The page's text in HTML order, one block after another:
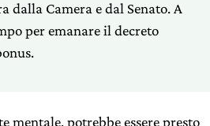
dalla Camera e dal Senato. A
per emanare il decreto
mentale, potrebbe essere presto